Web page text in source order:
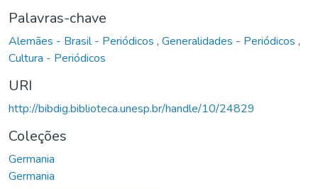
Palavras-chave
Alemães - Brasil - Periódicos , Generalidades - Periódicos ,
Cultura - Periódicos
URI
http://bibdig.biblioteca.unesp.br/handle/10/24829
Coleções
Germania
Germania